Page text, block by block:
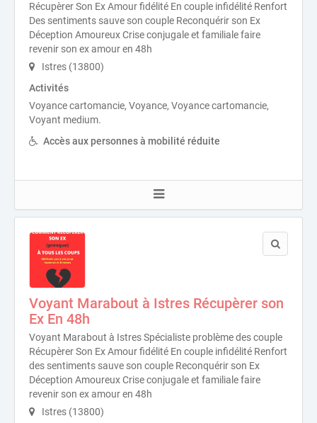
Récupèrer Son Ex Amour fidélité En couple infidélité Renfort
Des sentiments sauve son couple Reconquérir son Ex
Déception Amoureux Crise conjugale et familiale faire
revenir son ex amour en 48h
Istres (13800)
Activités
Voyance cartomancie, Voyance, Voyance cartomancie,
Voyant medium.
Accès aux personnes à mobilité réduite
Voyant Marabout à Istres Récupèrer son
Ex En 48h
Voyant Marabout à Istres Spécialiste problème des couple
Récupèrer Son Ex Amour fidélité En couple infidélité Renfort
des sentiments sauve son couple Reconquérir son Ex
Déception Amoureux Crise conjugale et familiale faire
revenir son ex amour en 48h
Istres (13800)